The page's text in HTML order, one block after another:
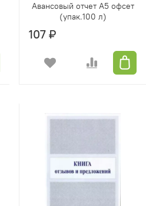
Авансовый отчет А5 офсет
(упак.100 л)
107 ₽